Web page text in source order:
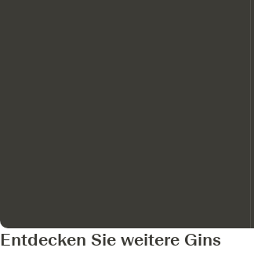
Entdecken Sie weitere Gins